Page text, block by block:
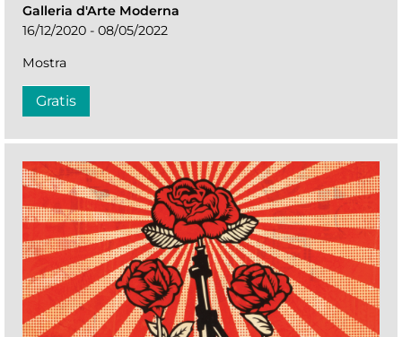
Galleria d'Arte Moderna
16/12/2020 - 08/05/2022
Mostra
Gratis